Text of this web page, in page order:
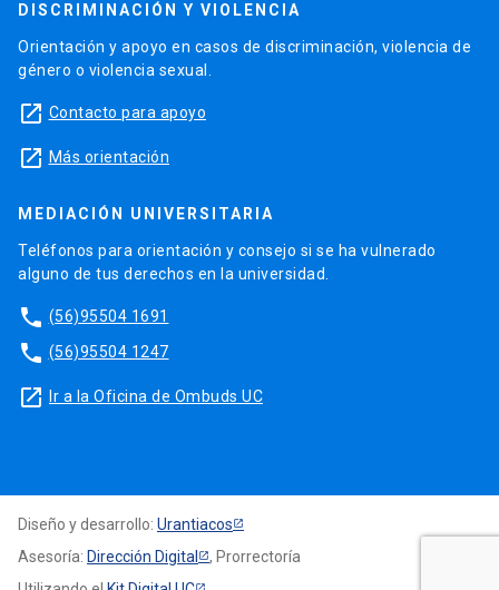
DISCRIMINACIÓN Y VIOLENCIA
Orientación y apoyo en casos de discriminación, violencia de
género o violencia sexual.
launch Contacto para apoyo
launch Más orientación
MEDIACIÓN UNIVERSITARIA
Teléfonos para orientación y consejo si se ha vulnerado
alguno de tus derechos en la universidad.
phone (56)95504 1691
phone (56)95504 1247
launch Ir a la Oficina de Ombuds UC
Diseño y desarrollo: Urantiacos
Asesoría: Dirección Digital
, Prorrectoría